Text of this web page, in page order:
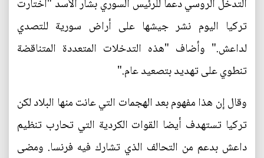
التدخل الروسي دعما للرئيس السوري بشار الأسد "اختارت
تركيا اليوم نشر جيشها على أراض سورية للتصدي
لداعش." وأضاف "هذه التدخلات المتعددة المتناقضة
تنطوي على تهديد بتصعيد عام."
وقال إن هذا مفهوم بعد الهجمات التي عانت منها البلاد لكن
تركيا تستهدف أيضا القوات الكردية التي تحارب تنظيم
داعش بدعم من التحالف الذي تشارك فيه فرنسا. ومضى